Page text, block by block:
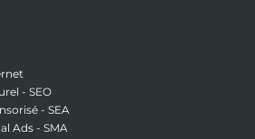
- SEO
- SEA
Ads - SMA